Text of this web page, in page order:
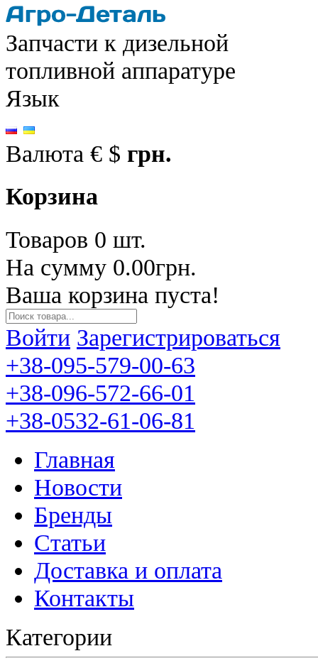
Запчасти к дизельной
топливной аппаратуре
Язык
Валюта € $ грн.
Корзина
Товаров 0 шт.
На сумму 0.00грн.
Ваша корзина пуста!
Войти Зарегистрироваться
+38-095-579-00-63
+38-096-572-66-01
+38-0532-61-06-81
Главная
Новости
Бренды
Статьи
Доставка и оплата
Контакты
Категории